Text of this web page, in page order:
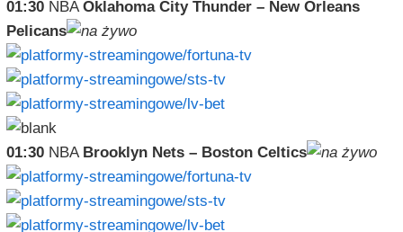
01:30NBAOklahoma City Thunder – New Orleans
Pelicans
01:30NBA Brooklyn Nets – Boston Celtics